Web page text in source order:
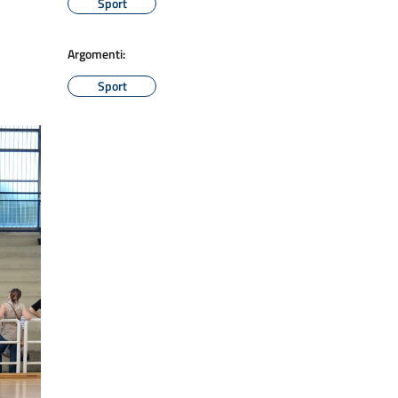
Argomenti:
Sport